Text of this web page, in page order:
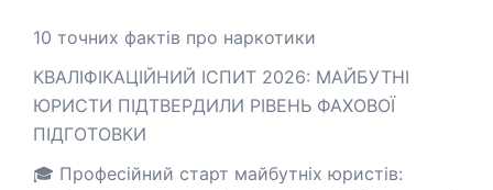
10 точних фактів про наркотики
КВАЛІФІКАЦІЙНИЙ ІСПИТ 2026: МАЙБУТНІ
ЮРИСТИ ПІДТВЕРДИЛИ РІВЕНЬ ФАХОВОЇ
ПІДГОТОВКИ
🎓 Професійний старт майбутніх юристів: